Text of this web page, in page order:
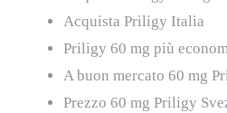
Acquista Priligy Italia
Priligy 60 mg più
A buon mercato 60 mg
Prezzo 60 mg Priligy